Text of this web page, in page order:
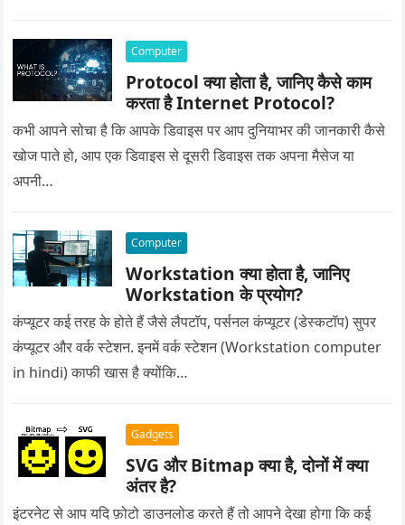
Computer
Protocol क्या होता है, जानिए कैसे काम
करता है Internet Protocol?
कभी आपने सोचा है कि आपके डिवाइस पर आप दुनियाभर की जानकारी कैसे
खोज पाते हो, आप एक डिवाइस से दूसरी डिवाइस तक अपना मैसेज या
अपनी…
Computer
Workstation क्या होता है, जानिए
Workstation के प्रयोग?
कंप्यूटर कई तरह के होते हैं जैसे लैपटॉप, पर्सनल कंप्यूटर (डेस्कटॉप) सुपर
कंप्यूटर और वर्क स्टेशन. इनमें वर्क स्टेशन (Workstation computer
in hindi) काफी खास है क्योंकि…
Gadgets
SVG और Bitmap क्या है, दोनों में क्या
अंतर है?
इंटरनेट से आप यदि फ़ोटो डाउनलोड करते हैं तो आपने देखा होगा कि कई